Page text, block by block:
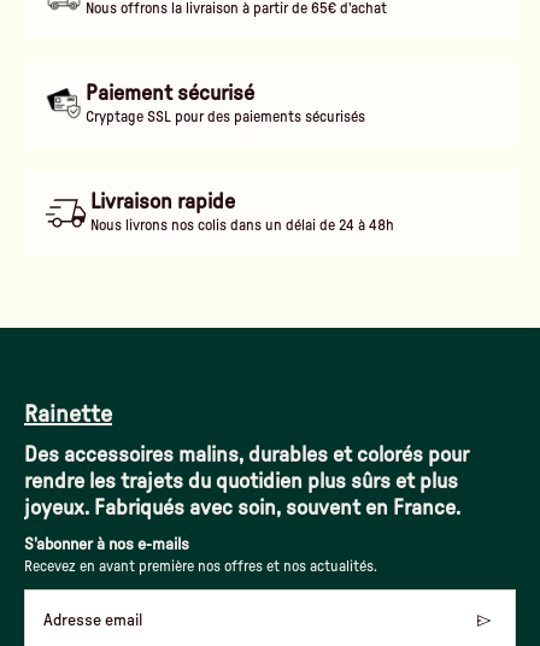
Nous offrons la livraison à partir de 65€ d'achat
Paiement sécurisé
Cryptage SSL pour des paiements sécurisés
Livraison rapide
Nous livrons nos colis dans un délai de 24 à 48h
Rainette
Des accessoires malins, durables et colorés pour
rendre les trajets du quotidien plus sûrs et plus
joyeux. Fabriqués avec soin, souvent en France.
S'abonner à nos e-mails
Recevez en avant première nos offres et nos actualités.
Adresse email